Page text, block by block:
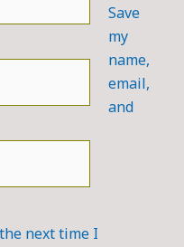
Save
my
name,
email,
and
next time I